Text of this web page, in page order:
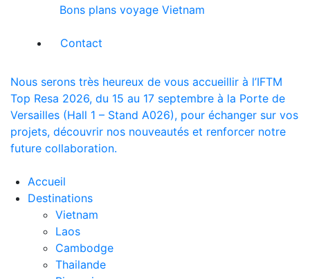
Bons plans voyage Vietnam
Contact
Nous serons très heureux de vous accueillir à l’IFTM
Top Resa 2026, du 15 au 17 septembre à la Porte de
Versailles (Hall 1 – Stand A026), pour échanger sur vos
projets, découvrir nos nouveautés et renforcer notre
future collaboration.
Accueil
Destinations
Vietnam
Laos
Cambodge
Thailande